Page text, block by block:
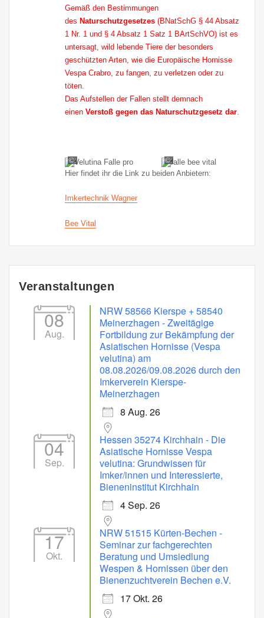
Gemäß den Bestimmungen
des Naturschutzgesetzes(BNatSchG § 44 Absatz
1 Nr. 1 und § 4 Absatz 1 Satz 1 BArtSchVO) ist es
untersagt, wild lebende Tiere der besonders
geschützten Arten, wie die Europäische Hornisse
Vespa Crabro, zu fangen, zu verletzen oder zu
töten.
Das Aufstellen der Fallen stellt demnach
einenVerstoß gegen das Naturschutzgesetz dar
©: ©:
Hier findet ihr die Link zu beiden Anbietern:
Imkertechnik Wagner
Bee Vital
Veranstaltungen
08
Aug.
NRW 58566 Kierspe + 58540
Meinerzhagen - Zweitägige
Fortbildung zur Bekämpfung der
Asiatischen Hornisse (Vespa
velutina) am
08.08.2026/09.08.2026 durch den
Imkerverein Kierspe-
Meinerzhagen
8 Aug. 26
04
Sep.
Hessen 35274 Kirchhain - Die
Asiatische Hornisse Vespa
velutina: Grundwissen für
Imker/innen und Interessierte,
Bieneninstitut Kirchhain
4 Sep. 26
17
Okt.
NRW 51515 Kürten-Bechen -
Seminar zur fachgerechten
Beratung und Umsiedlung
Wespen & Hornissen über den
Bienenzuchtverein Bechen e.V.
17 Okt. 26